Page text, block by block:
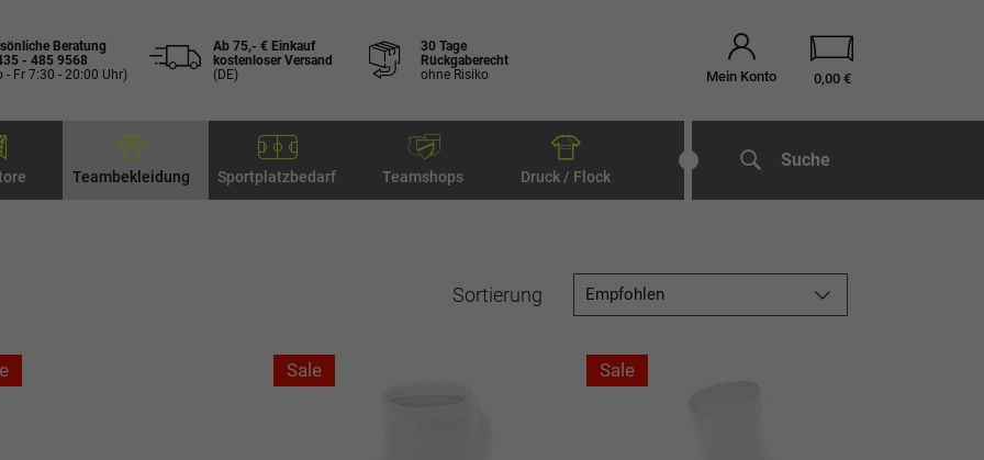
Beratung
- 485 9568
- Fr 7:30 - 20:00 Uhr)
Ab 75,- € Einkauf
kostenloser Versand
(DE)
30 Tage
Rückgaberecht
ohne Risiko
Mein Konto 0,00 €
Teambekleidung Sportplatzbedarf Teamshops Druck / Flock
Suche
Sortierung Empfohlen
Sale Sale